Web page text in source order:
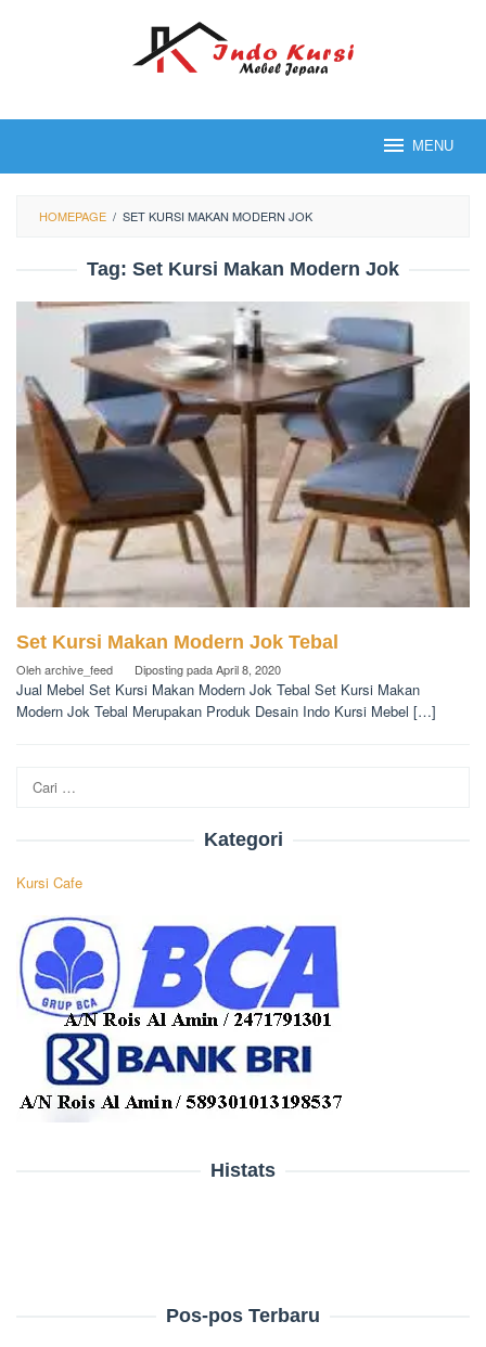
MENU
HOMEPAGE / SET KURSI MAKAN MODERN JOK
Tag: Set Kursi Makan Modern Jok
Set Kursi Makan Modern Jok Tebal
Oleharchive_feed Diposting padaApril 8, 2020
Jual Mebel Set Kursi Makan Modern Jok Tebal Set Kursi Makan
Modern Jok Tebal Merupakan Produk Desain Indo Kursi Mebel […]
untuk:
Kategori
Kursi Cafe
Histats
Pos-pos Terbaru